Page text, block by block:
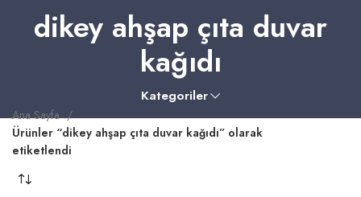
dikey ahşap çıta duvar
kağıdı
Kategoriler
Ana Sayfa
Ürünler “dikey ahşap çıta duvar kağıdı” olarak
etiketlendi